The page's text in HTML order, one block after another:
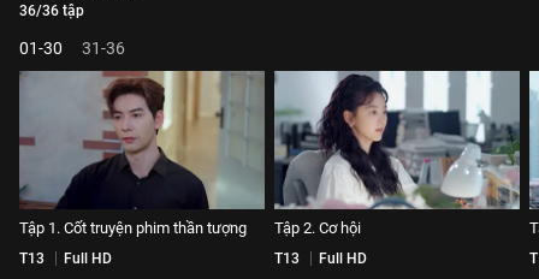
36/36 tập
01-30 31-36
Tập 1. Cốt truyện phim thần tượng
T13 Full HD
Tập 2. Cơ hội
T13 Full HD